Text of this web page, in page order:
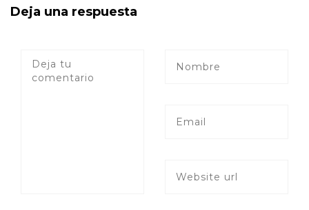
Deja una respuesta